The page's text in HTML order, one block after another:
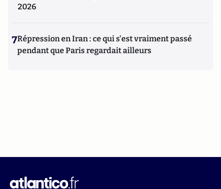
2026
7Répression en Iran : ce qui s'est vraiment passé
pendant que Paris regardait ailleurs